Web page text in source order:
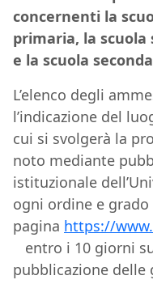
concernenti la
primaria, la scuola
e la scuola
L’elenco degli
l’indicazione del
cui si svolgerà la
noto mediante
istituzionale
ogni ordine e
pagina https://
entro i 10 giorni
pubblicazione